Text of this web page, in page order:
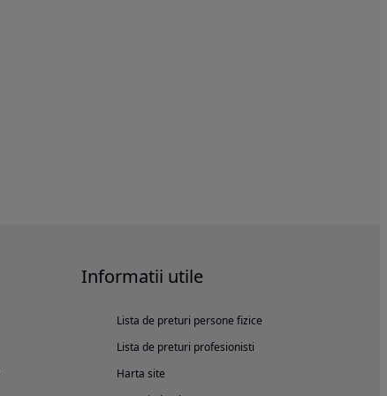
Informatii utile
Lista de preturi persone fizice
Lista de preturi profesionisti
Harta site